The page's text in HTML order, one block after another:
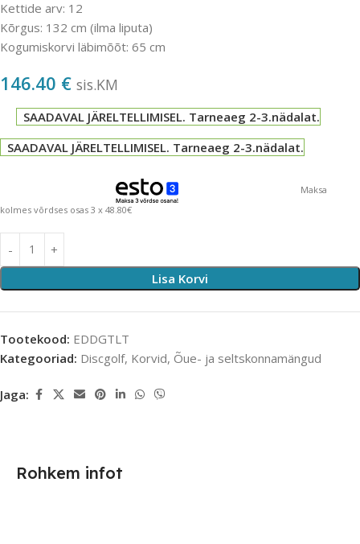
Kettide arv: 12
Kõrgus: 132 cm (ilma liputa)
Kogumiskorvi läbimõõt: 65 cm
146.40 € sis.KM
SAADAVAL JÄRELTELLIMISEL. Tarneaeg 2-3.nädalat.
SAADAVAL JÄRELTELLIMISEL. Tarneaeg 2-3.nädalat.
Maksa
kolmes võrdses osas 3 x 48.80€
Lisa Korvi
Tootekood: EDDGTLT
Kategooriad: Discgolf, Korvid, Õue- ja seltskonnamängud
Jaga:
Rohkem infot